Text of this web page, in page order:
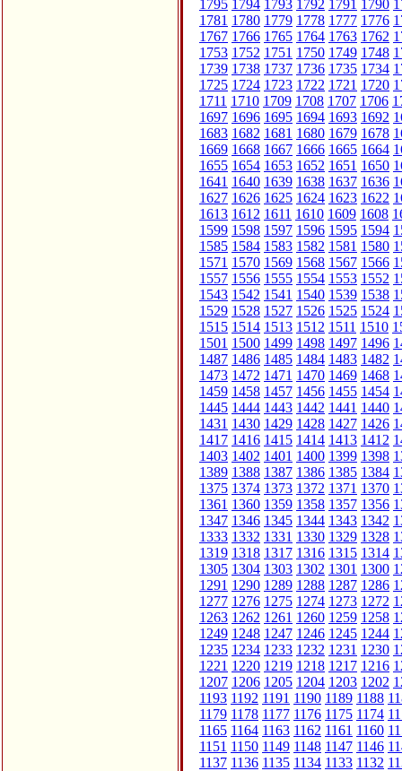
1795 1794 1793 1792 1791 1790
1781 1780 1779 1778 1777 1776
1767 1766 1765 1764 1763 1762
1753 1752 1751 1750 1749 1748
1739 1738 1737 1736 1735 1734
1725 1724 1723 1722 1721 1720
1711 1710 1709 1708 1707 1706
1697 1696 1695 1694 1693 1692
1683 1682 1681 1680 1679 1678
1669 1668 1667 1666 1665 1664
1655 1654 1653 1652 1651 1650
1641 1640 1639 1638 1637 1636
1627 1626 1625 1624 1623 1622
1613 1612 1611 1610 1609 1608
1599 1598 1597 1596 1595 1594
1585 1584 1583 1582 1581 1580
1571 1570 1569 1568 1567 1566
1557 1556 1555 1554 1553 1552
1543 1542 1541 1540 1539 1538
1529 1528 1527 1526 1525 1524
1515 1514 1513 1512 1511 1510
1501 1500 1499 1498 1497 1496
1487 1486 1485 1484 1483 1482
1473 1472 1471 1470 1469 1468
1459 1458 1457 1456 1455 1454
1445 1444 1443 1442 1441 1440
1431 1430 1429 1428 1427 1426
1417 1416 1415 1414 1413 1412
1403 1402 1401 1400 1399 1398
1389 1388 1387 1386 1385 1384
1375 1374 1373 1372 1371 1370
1361 1360 1359 1358 1357 1356
1347 1346 1345 1344 1343 1342
1333 1332 1331 1330 1329 1328
1319 1318 1317 1316 1315 1314
1305 1304 1303 1302 1301 1300
1291 1290 1289 1288 1287 1286
1277 1276 1275 1274 1273 1272
1263 1262 1261 1260 1259 1258
1249 1248 1247 1246 1245 1244
1235 1234 1233 1232 1231 1230
1221 1220 1219 1218 1217 1216
1207 1206 1205 1204 1203 1202
1193 1192 1191 1190 1189 1188
1179 1178 1177 1176 1175 1174
1165 1164 1163 1162 1161 1160
1151 1150 1149 1148 1147 1146
1137 1136 1135 1134 1133 1132